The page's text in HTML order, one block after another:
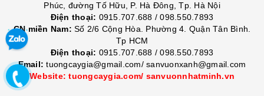
Phúc, đường Tố Hữu, P. Hà Đông, Tp. Hà Nội
Điện thoại: 0915.707.688 /098.550.7893
CN miền Nam: Số 2/6 Cộng Hòa. Phường 4. Quận Tân Bình.
Tp HCM
Điện thoại: 0915.707.688 /098.550.7893
Email: tuongcaygia@gmail.com/ sanvuonxanh@gmail.com
Website: tuongcaygia.com/ sanvuonnhatminh.vn